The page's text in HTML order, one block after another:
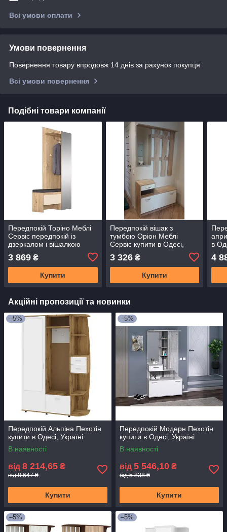
Всі умови оплати
Умови повернення
Повернення товару впродовж 14 днів за рахунок покупця
Всі умови повернення
Подібні товари компанії
Передпокій Торіно Меблі
Сервіс передпокій із
дзеркалом і вішалкою
3 869 ₴
Купити
Передпокій вішак з
тумбою Оріон Меблі
Сервіс купити в Одесі,
3 326₴
Купити
в
4
Акційні пропозиції та новинки
–5%
Передпокій Альпіна Пехотін
купити в Одесі, Україні
В наявності
від 8 214,65 ₴
від 8 647 ₴
Купити
–5%
Передпокій Модерн Пехотін
купити в Одесі, Україні
В наявності
від 5 546,10 ₴
від 5 838 ₴
Купити
–5% –5%